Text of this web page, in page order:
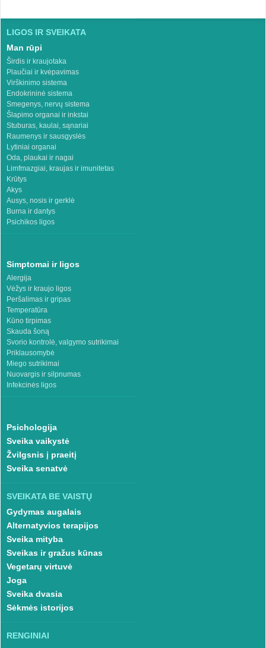
LIGOS IR SVEIKATA
Man rūpi
Širdis ir kraujotaka
Plaučiai ir kvėpavimas
Virškinimo sistema
Endokrininė sistema
Smegenys, nervų sistema
Šlapimo organai ir inkstai
Stuburas, kaulai, sąnariai
Raumenys ir sausgyslės
Lytiniai organai
Oda, plaukai ir nagai
Limfmazgiai, kraujas ir imunitetas
Krūtys
Akys
Ausys, nosis ir gerklė
Burna ir dantys
Psichikos ligos
Simptomai ir ligos
Alergija
Vėžys ir kraujo ligos
Peršalimas ir gripas
Temperatūra
Kūno tirpimas
Skauda šoną
Svorio kontrolė, valgymo sutrikimai
Priklausomybė
Miego sutrikimai
Nuovargis ir silpnumas
Infekcinės ligos
Psichologija
Sveika vaikystė
Žvilgsnis į praeitį
Sveika senatvė
SVEIKATA BE VAISTŲ
Gydymas augalais
Alternatyvios terapijos
Sveika mityba
Sveikas ir gražus kūnas
Vegetarų virtuvė
Joga
Sveika dvasia
Sėkmės istorijos
RENGINIAI